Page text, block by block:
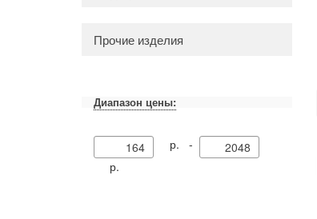
Прочие изделия
Диапазон цены:
р. -
р.